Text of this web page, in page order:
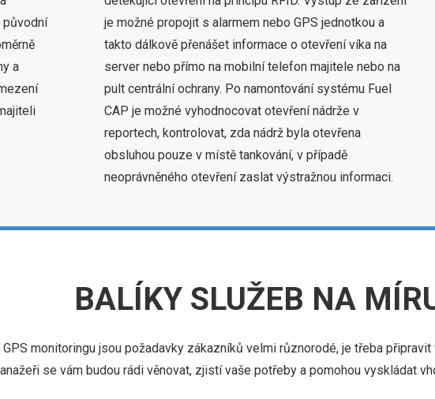
původní
a
je možné propojit s alarmem nebo GPS jednotkou a
takto dálkově přenášet informace o otevření víka na
server nebo přímo na mobilní telefon majitele nebo na
pult centrální ochrany. Po namontování systému Fuel
CAP je možné vyhodnocovat otevření nádrže v
reportech, kontrolovat, zda nádrž byla otevřena
obsluhou pouze v místě tankování, v případě
neoprávněného otevření zaslat výstražnou informaci.
BALÍKY SLUŽEB NA
monitoringu jsou požadavky zákazníků velmi různorodé, je třeba
se vám budou rádi věnovat, zjistí vaše potřeby a pomohou vyskládat